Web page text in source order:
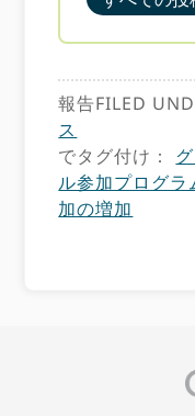
報告FILED
ス
でタグ付け：
ル参加プログラ
加の増加